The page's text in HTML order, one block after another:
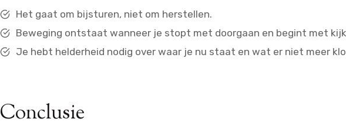
Het gaat om bijsturen, niet om herstellen.
Beweging ontstaat wanneer je stopt met doorgaan en begint met
Je hebt helderheid nodig over waar je nu staat en wat er niet meer
Conclusie